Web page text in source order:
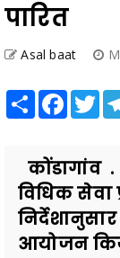
पारित
Asal baat
Share Facebook
कोंडागांव .
विधिक सेवा
आयोजन